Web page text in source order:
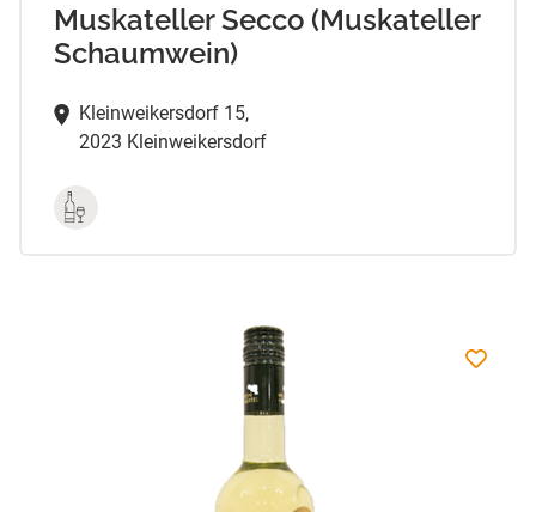
Muskateller Secco (Muskateller
Schaumwein)
Kleinweikersdorf 15,
2023 Kleinweikersdorf